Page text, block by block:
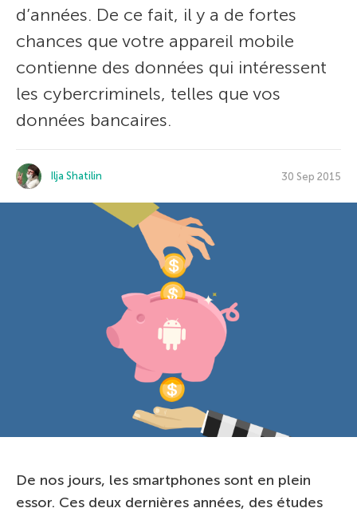
d’années. De ce fait, il y a de fortes
chances que votre appareil mobile
contienne des données qui intéressent
les cybercriminels, telles que vos
données bancaires.
Ilja Shatilin 30 Sep 2015
De nos jours, les smartphones sont en plein
essor. Ces deux dernières années, des études